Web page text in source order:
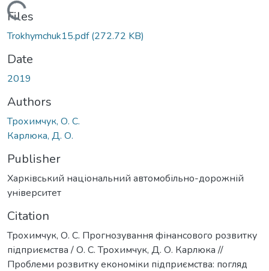
Loading...
Files
Trokhymchuk15.pdf(272.72 KB)
Date
2019
Authors
Трохимчук, О. С.
Карлюка, Д. О.
Publisher
Харківський національний автомобільно-дорожній
університет
Citation
Трохимчук, О. С. Прогнозування фінансового розвитку
підприємства / О. С. Трохимчук, Д. О. Карлюка //
Проблеми розвитку економіки підприємства: погляд